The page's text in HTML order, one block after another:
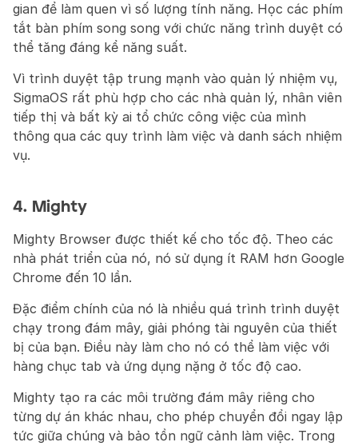
gian để làm quen vì số lượng tính năng. Học các phím
tắt bàn phím song song với chức năng trình duyệt có
thể tăng đáng kể năng suất.
Vì trình duyệt tập trung mạnh vào quản lý nhiệm vụ,
SigmaOS rất phù hợp cho các nhà quản lý, nhân viên
tiếp thị và bất kỳ ai tổ chức công việc của mình
thông qua các quy trình làm việc và danh sách nhiệm
vụ.
4. Mighty
Mighty Browser được thiết kế cho tốc độ. Theo các
nhà phát triển của nó, nó sử dụng ít RAM hơn Google
Chrome đến 10 lần.
Đặc điểm chính của nó là nhiều quá trình trình duyệt
chạy trong đám mây, giải phóng tài nguyên của thiết
bị của bạn. Điều này làm cho nó có thể làm việc với
hàng chục tab và ứng dụng nặng ở tốc độ cao.
Mighty tạo ra các môi trường đám mây riêng cho
từng dự án khác nhau, cho phép chuyển đổi ngay lập
tức giữa chúng và bảo tồn ngữ cảnh làm việc. Trong